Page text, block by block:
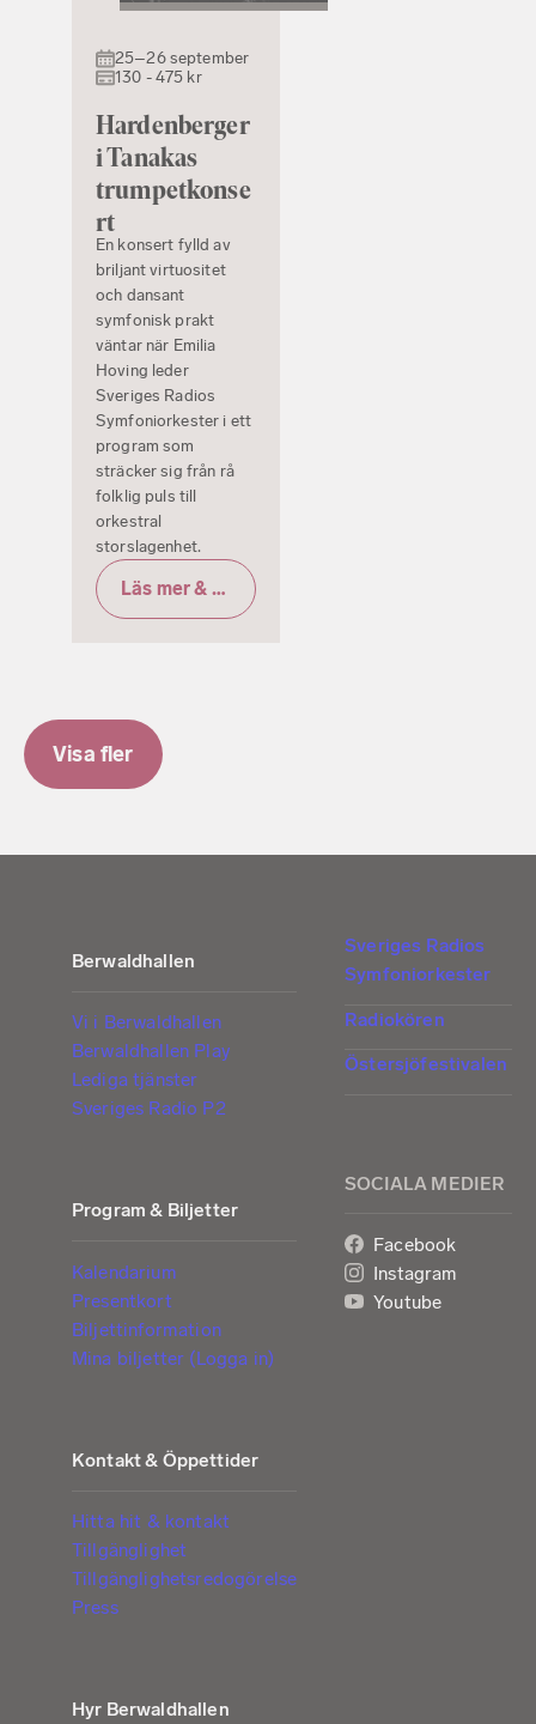
25–26 september
130 - 475 kr
Hardenberger
i Tanakas
trumpetkonse
rt
En konsert fylld av
briljant virtuositet
och dansant
symfonisk prakt
väntar när Emilia
Hoving leder
Sveriges Radios
Symfoniorkester i ett
program som
sträcker sig från rå
folklig puls till
orkestral
storslagenhet.
Läs mer & biljetter
Visa fler
Berwaldhallen
Vi i Berwaldhallen
Berwaldhallen Play
Lediga tjänster
Sveriges Radio P2
Program & Biljetter
Kalendarium
Presentkort
Biljettinformation
Mina biljetter (Logga in)
Kontakt & Öppettider
Hitta hit & kontakt
Tillgänglighet
Tillgänglighetsredogörelse
Press
Hyr Berwaldhallen
Sveriges Radios
Symfoniorkester
Radiokören
Östersjöfestivalen
SOCIALA MEDIER
Facebook
Instagram
Youtube